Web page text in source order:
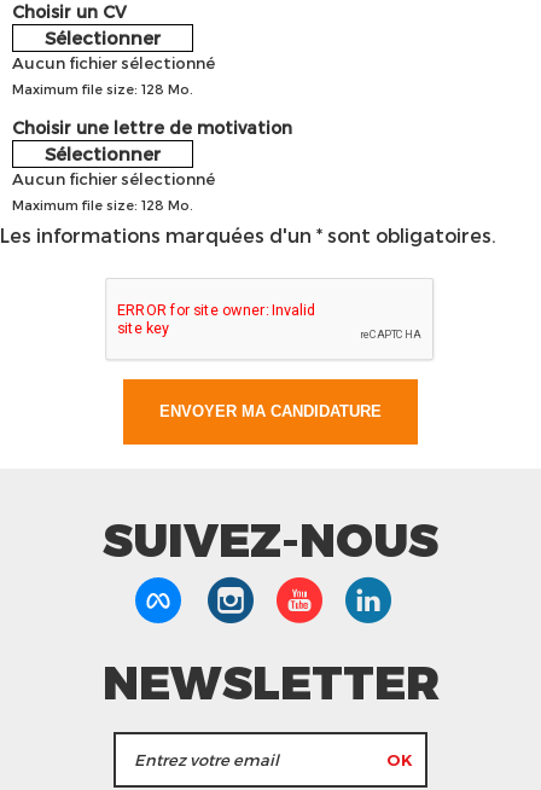
Choisir un CV
Sélectionner
Aucun fichier sélectionné
Maximum file size: 128 Mo.
Choisir une lettre de motivation
Sélectionner
Aucun fichier sélectionné
Maximum file size: 128 Mo.
Les informations marquées d'un * sont obligatoires.
SUIVEZ-NOUS
NEWSLETTER